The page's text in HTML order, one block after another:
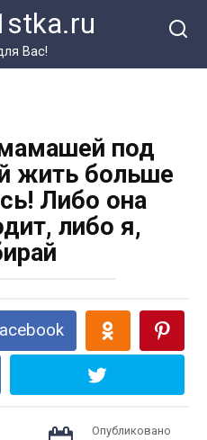
Вас!
под
жить больше
Либо она
либо я,
Опубликовано